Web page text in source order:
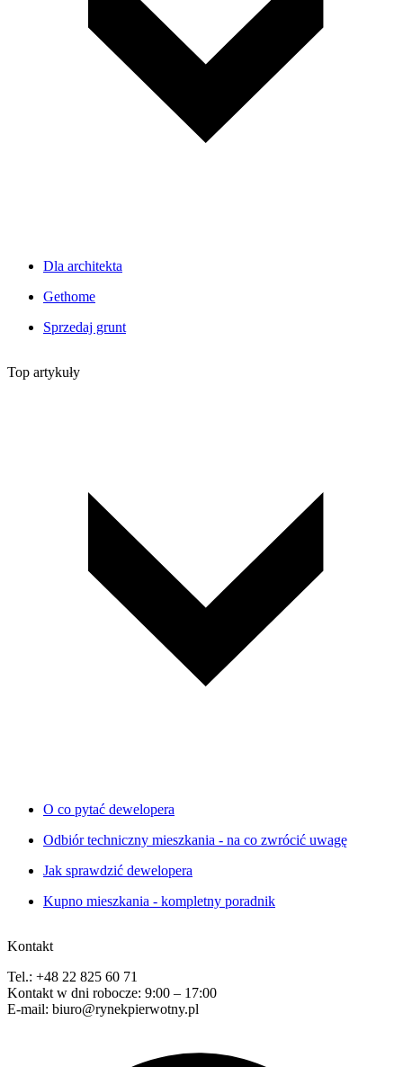
Dla architekta
Gethome
Sprzedaj grunt
Top artykuły
O co pytać dewelopera
Odbiór techniczny mieszkania - na co zwrócić uwagę
Jak sprawdzić dewelopera
Kupno mieszkania - kompletny poradnik
Kontakt
Tel.: +48 22 825 60 71
Kontakt w dni robocze: 9:00 – 17:00
E-mail: biuro@rynekpierwotny.pl